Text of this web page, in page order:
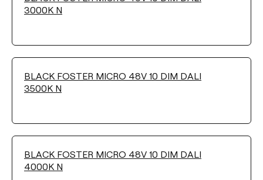
3000K N
BLACK FOSTER MICRO 48V 10 DIM DALI
3500K N
BLACK FOSTER MICRO 48V 10 DIM DALI
4000K N